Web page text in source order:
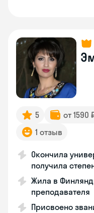
5 от 1590
1 отзыв
Окончила
получила
Жила в
преподавателя
Присвоено